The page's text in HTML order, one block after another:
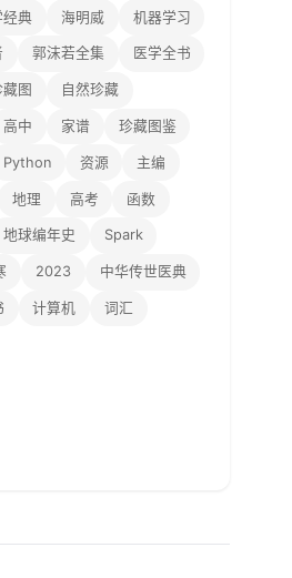
经典 海明威 机器学习
郭沫若全集 医学全书
图 自然珍藏
高中 家谱 珍藏图鉴
Python 资源 主编
地理 高考 函数
地球编年史 Spark
2023 中华传世医典
计算机 词汇